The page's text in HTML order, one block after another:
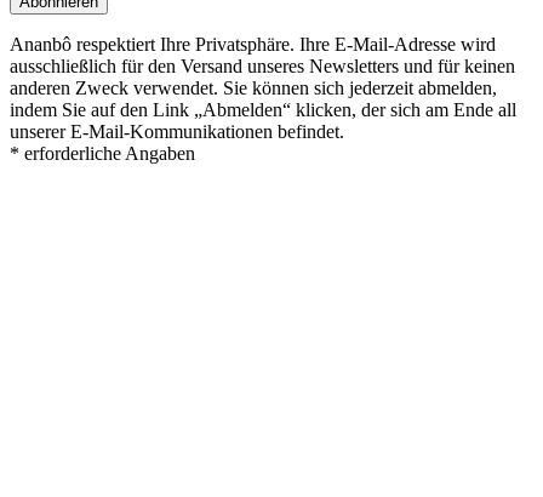
Ananbô respektiert Ihre Privatsphäre. Ihre E-Mail-Adresse wird
ausschließlich für den Versand unseres Newsletters und für keinen
anderen Zweck verwendet. Sie können sich jederzeit abmelden,
indem Sie auf den Link „Abmelden“ klicken, der sich am Ende all
unserer E-Mail-Kommunikationen befindet.
* erforderliche Angaben